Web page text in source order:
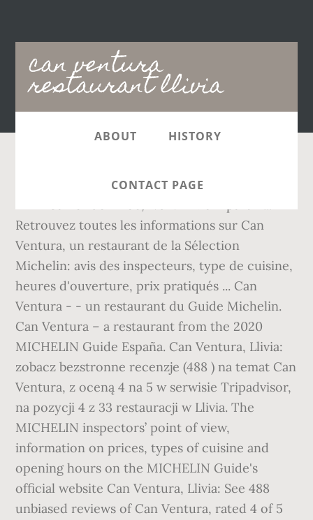
can ventura
restaurant llivia
Main
navigation
ABOUT HISTORY
CONTACT PAGE
Mediterranean, Spanish, Vegetarian options. 47
Retrouvez toutes les informations sur Can
Ventura, un restaurant de la Sélection
Michelin: avis des inspecteurs, type de cuisine,
heures d'ouverture, prix pratiqués ... Can
Ventura - - un restaurant du Guide Michelin.
Can Ventura – a restaurant from the 2020
MICHELIN Guide España. Can Ventura, Llivia:
zobacz bezstronne recenzje (488 ) na temat Can
Ventura, z oceną 4 na 5 w serwisie Tripadvisor,
na pozycji 4 z 33 restauracji w Llivia. The
MICHELIN inspectors’ point of view,
information on prices, types of cuisine and
opening hours on the MICHELIN Guide's
official website Can Ventura, Llivia: See 488
unbiased reviews of Can Ventura, rated 4 of 5